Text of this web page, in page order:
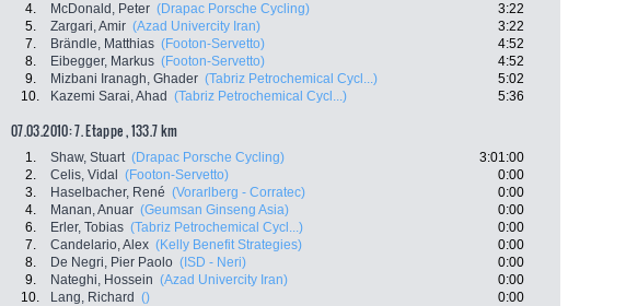
4.
McDonald, Peter (Drapac Porsche Cycling)
3:22
5.
Zargari, Amir (Azad Univercity Iran)
3:22
7.
Brändle, Matthias (Footon-Servetto)
4:52
8.
Eibegger, Markus (Footon-Servetto)
4:52
9.
Mizbani Iranagh, Ghader (Tabriz Petrochemical Cycl...)
5:02
10.
Kazemi Sarai, Ahad (Tabriz Petrochemical Cycl...) 5:36
07.03.2010: 7. Etappe , 133.7 km
1. Shaw, Stuart (Drapac Porsche Cycling)
3:01:00
2.
Celis, Vidal (Footon-Servetto)
0:00
3.
Haselbacher, René (Vorarlberg - Corratec)
0:00
4.
Manan, Anuar (Geumsan Ginseng Asia)
0:00
6.
Erler, Tobias (Tabriz Petrochemical Cycl...)
0:00
7.
Candelario, Alex (Kelly Benefit Strategies)
0:00
8.
De Negri, Pier Paolo (ISD - Neri)
0:00
9.
Nateghi, Hossein (Azad Univercity Iran)
0:00
10.
Lang, Richard () 0:00